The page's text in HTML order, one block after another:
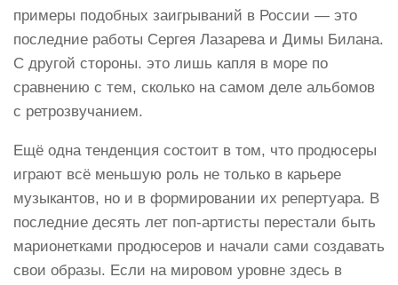
примеры подобных заигрываний в России — это
последние работы Сергея Лазарева и Димы Билана.
С другой стороны. это лишь капля в море по
сравнению с тем, сколько на самом деле альбомов
с ретрозвучанием.
Ещё одна тенденция состоит в том, что продюсеры
играют всё меньшую роль не только в карьере
музыкантов, но и в формировании их репертуара. В
последние десять лет поп-артисты перестали быть
марионетками продюсеров и начали сами создавать
свои образы. Если на мировом уровне здесь в